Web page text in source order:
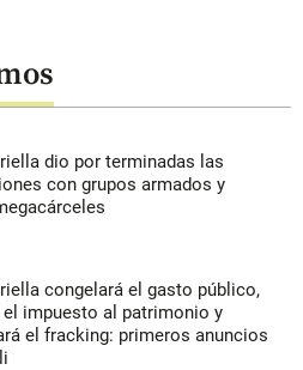
dio por terminadas las
con grupos armados y
congelará el gasto público,
impuesto al patrimonio y
el fracking: primeros anuncios